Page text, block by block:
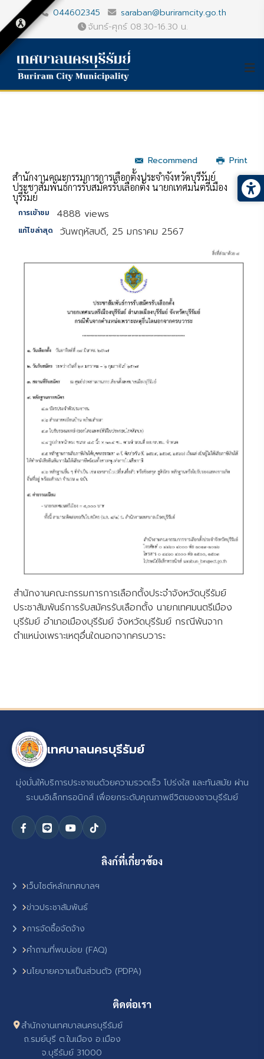
044602345
saraban@buriramcity.go.th
จันทร์-ศุกร์ 08.30-16.30 น.
Recommend
Print
สำนักงานคณะกรรมการการเลือกตั้งประจำจังหวัดบุรีรัมย์
ประชาสัมพันธ์การรับสมัครรับเลือกตั้ง นายกเทศมนตรีเมือง
บุรีรัมย์
การเข้าชม 4888 views
แก้ไขล่าสุด วันพฤหัสบดี, 25 มกราคม 2567
สำนักงานคณะกรรมการการเลือกตั้งประจำจังหวัดบุรีรัมย์
ประชาสัมพันธ์การรับสมัครรับเลือกตั้ง นายกเทศมนตรีเมือง
บุรีรัมย์ อำเภอเมืองบุรีรัมย์ จังหวัดบุรีรัมย์ กรณีพ้นจาก
ตำแหน่งเพราะเหตุอื่นใดนอกจากครบวาระ
เทศบาลนครบุรีรัมย์
มุ่งมั่นให้บริการประชาชนด้วยความรวดเร็ว โปร่งใส และทันสมัย ผ่าน
ระบบอิเล็กทรอนิกส์ เพื่อยกระดับคุณภาพชีวิตของชาวบุรีรัมย์
ลิงก์ที่เกี่ยวข้อง
เว็บไซต์หลักเทศบาลฯ
ข่าวประชาสัมพันธ์
การจัดซื้อจัดจ้าง
คำถามที่พบบ่อย (FAQ)
นโยบายความเป็นส่วนตัว (PDPA)
ติดต่อเรา
สำนักงานเทศบาลนครบุรีรัมย์
ถ.รมย์บุรี ต.ในเมือง อ.เมือง
จ.บุรีรัมย์ 31000